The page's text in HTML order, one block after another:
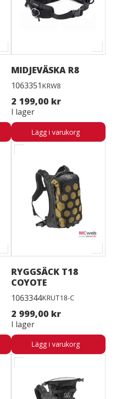
MIDJEVÄSKA R8
1063351 KRW8
2 199,00 kr
I lager
Lägg i varukorg
RYGGSÄCK T18
COYOTE
1063344KRUT18-C
2 999,00 kr
I lager
Lägg i varukorg